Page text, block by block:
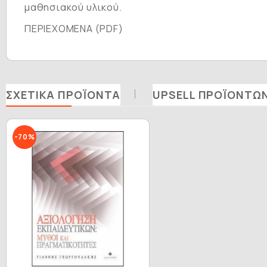
μαθησιακού υλικού.
ΠΕΡΙΕΧΟΜΕΝΑ (PDF)
ΣΧΕΤΙΚΆ ΠΡΟΪΌΝΤΑ UPSELL
-70%